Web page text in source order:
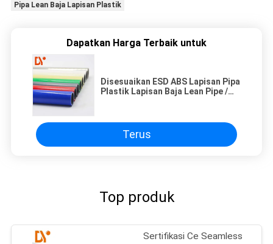
Pipa Lean Baja Lapisan Plastik
Dapatkan Harga Terbaik untuk
Disesuaikan ESD ABS Lapisan Pipa
Plastik Lapisan Baja Lean Pipe /
Terus
Top produk
Sertifikasi Ce Seamless